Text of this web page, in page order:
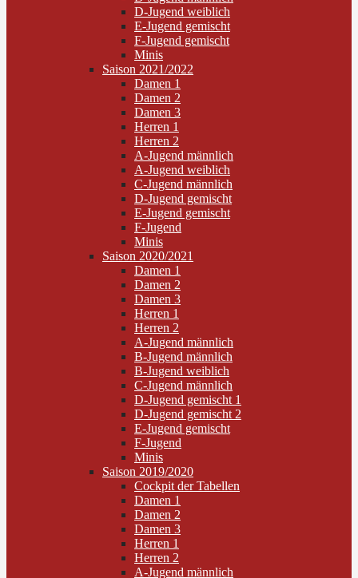
D-Jugend weiblich
E-Jugend gemischt
F-Jugend gemischt
Minis
Saison 2021/2022
Damen 1
Damen 2
Damen 3
Herren 1
Herren 2
A-Jugend männlich
A-Jugend weiblich
C-Jugend männlich
D-Jugend gemischt
E-Jugend gemischt
F-Jugend
Minis
Saison 2020/2021
Damen 1
Damen 2
Damen 3
Herren 1
Herren 2
A-Jugend männlich
B-Jugend männlich
B-Jugend weiblich
C-Jugend männlich
D-Jugend gemischt 1
D-Jugend gemischt 2
E-Jugend gemischt
F-Jugend
Minis
Saison 2019/2020
Cockpit der Tabellen
Damen 1
Damen 2
Damen 3
Herren 1
Herren 2
A-Jugend männlich